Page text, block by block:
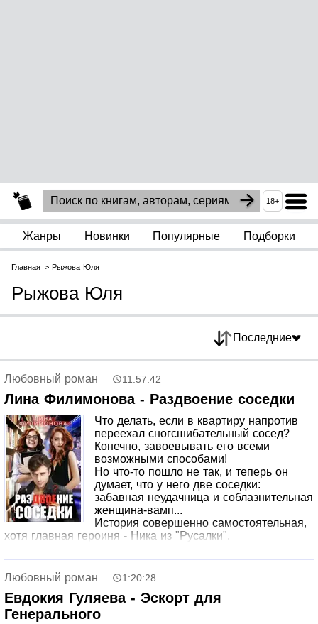
18+
Жанры Новинки Популярные Подборки
Главная Рыжова Юля
Рыжова Юля
Последние
Любовный роман 11:57:42
Лина Филимонова - Раздвоение соседки
Что делать, если в квартиру напротив
переехал сногсшибательный сосед?
Конечно, завоевывать его всеми
возможными способами!
Но что-то пошло не так, и теперь он
думает, что у него две соседки:
забавная неудачница и соблазнительная
женщина-вамп...
История совершенно самостоятельная,
хотя главная героиня - Ника из "Русалки".
Любовный роман 1:20:28
Евдокия Гуляева - Эскорт для
Генерального